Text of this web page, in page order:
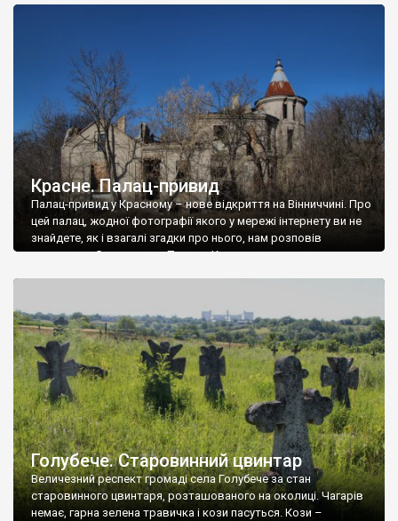
Красне. Палац-привид
Палац-привид у Красному – нове відкриття на Вінниччині. Про
цей палац, жодної фотографії якого у мережі інтернету ви не
знайдете, як і взагалі згадки про нього, нам розповів
мешканець Самгородка. Палац у Красному вразив не лише
Голубече. Старовинний цвинтар
Величезний респект громаді села Голубече за стан
старовинного цвинтаря, розташованого на околиці. Чагарів
немає, гарна зелена травичка і кози пасуться. Кози –